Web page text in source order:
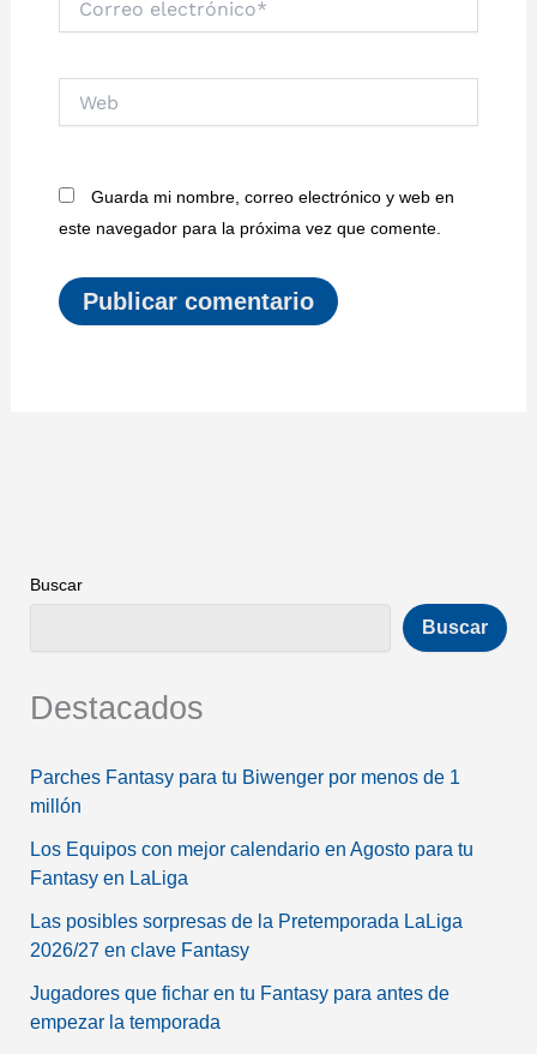
electrónico*
Guarda mi nombre, correo electrónico y web en
este navegador para la próxima vez que comente.
Buscar
Buscar
Destacados
Parches Fantasy para tu Biwenger por menos de 1
millón
Los Equipos con mejor calendario en Agosto para tu
Fantasy en LaLiga
Las posibles sorpresas de la Pretemporada LaLiga
2026/27 en clave Fantasy
Jugadores que fichar en tu Fantasy para antes de
empezar la temporada